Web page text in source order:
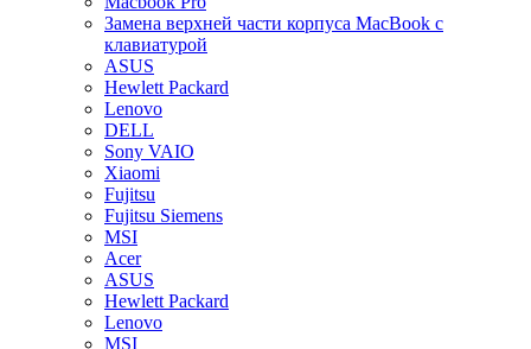
Замена верхней части корпуса MacBook с
клавиатурой
ASUS
Hewlett Packard
Lenovo
DELL
Sony VAIO
Xiaomi
Fujitsu
Fujitsu Siemens
MSI
Acer
ASUS
Hewlett Packard
Lenovo
MSI